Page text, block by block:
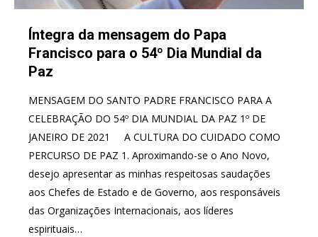
Íntegra da mensagem do Papa
Francisco para o 54º Dia Mundial da
Paz
MENSAGEM DO SANTO PADRE FRANCISCO PARA A
CELEBRAÇÃO DO 54º DIA MUNDIAL DA PAZ 1º DE
JANEIRO DE 2021 A CULTURA DO CUIDADO COMO
PERCURSO DE PAZ 1. Aproximando-se o Ano Novo,
desejo apresentar as minhas respeitosas saudações
aos Chefes de Estado e de Governo, aos responsáveis
das Organizações Internacionais, aos líderes
espirituais…